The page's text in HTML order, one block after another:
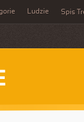
Ludzie Spis